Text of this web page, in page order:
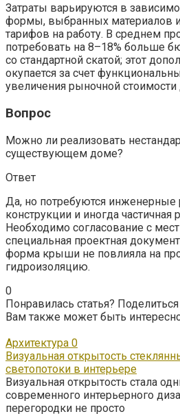
Затраты варьируются в
формы, выбранных материалов
тарифов на работу. В среднем
потребовать на 8–18% больше
со стандартной скатой; этот
окупается за счет
увеличения рыночной стоимости
Вопрос
Можно ли реализовать
существующем доме?
Ответ
Да, но потребуются инженерные
конструкции и иногда частичная
Необходимо согласование с
специальная проектная
форма крыши не повлияла на
гидроизоляцию.
0
Понравилась статья?
Вам также может быть
Архитектура 0
Визуальная открытость
светопотоки в интерьере
Визуальная открытость стала
современного интерьерного
перегородки не просто